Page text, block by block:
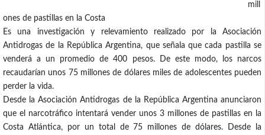
mill
ones de pastillas en la Costa
Es una investigación y relevamiento realizado por la Asociación
Antidrogas de la República Argentina, que señala que cada pastilla se
venderá a un promedio de 400 pesos. De este modo, los narcos
recaudarían unos 75 millones de dólares miles de adolescentes pueden
perder la vida.
Desde la Asociación Antidrogas de la República Argentina anunciaron
que el narcotráfico intentará vender unos 3 millones de pastillas en la
Costa Atlántica, por un total de 75 millones de dólares. Desde la